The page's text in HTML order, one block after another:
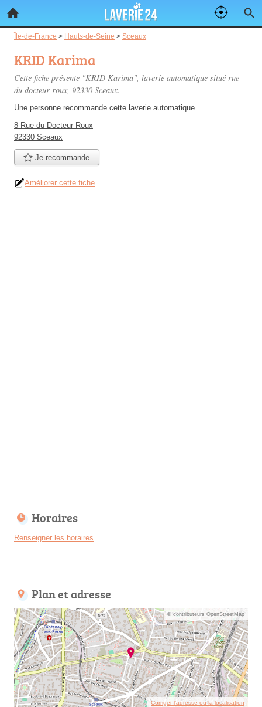
Île-de-France > Hauts-de-Seine > Sceaux
KRID Karima
Cette fiche présente "KRID Karima", laverie automatique situé rue
du docteur roux, 92330 Sceaux.
Une personne recommande cette laverie automatique.
8 Rue du Docteur Roux
92330 Sceaux
Je recommande
Améliorer cette fiche
Horaires
Renseigner les horaires
Plan et adresse
© contributeurs OpenStreetMap
Corriger l’adresse ou la localisation